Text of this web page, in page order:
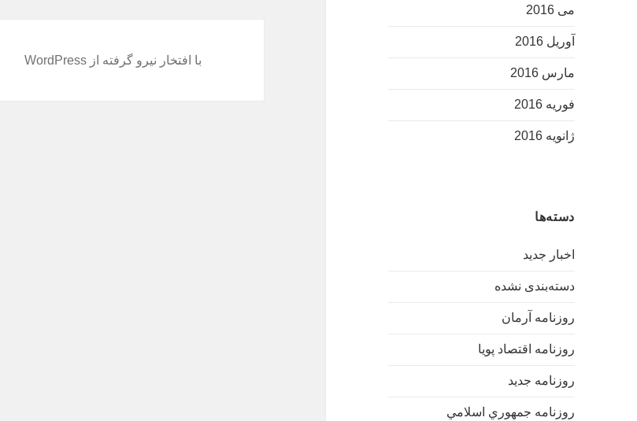
می 2016
آوریل 2016
مارس 2016
فوریه 2016
ژانویه 2016
دسته‌ها
اخبار جدید
دسته‌بندی نشده
روزنامه آرمان
روزنامه اقتصاد پویا
روزنامه جدید
روزنامه جمهوري اسلامي
با افتخار نیرو گرفته از WordPress